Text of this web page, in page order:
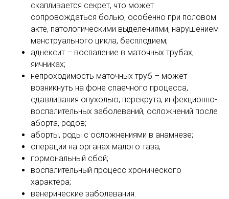
скапливается секрет, что может
сопровождаться болью, особенно при половом
акте, патологическими выделениями, нарушением
менструального цикла, бесплодием;
аднексит – воспаление в маточных трубах,
яичниках;
непроходимость маточных труб – может
возникнуть на фоне спаечного процесса,
сдавливания опухолью, перекрута, инфекционно-
воспалительных заболеваний, осложнений после
аборта, родов;
аборты, роды с осложнениями в анамнезе;
операции на органах малого таза;
гормональный сбой;
воспалительный процесс хронического
характера;
венерические заболевания.